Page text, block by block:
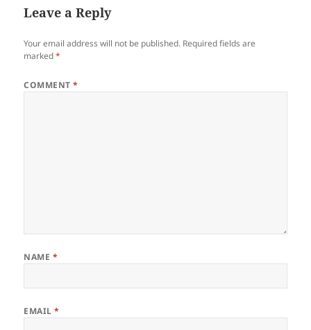
Leave a Reply
Your email address will not be published. Required fields are
marked*
COMMENT*
NAME *
EMAIL*